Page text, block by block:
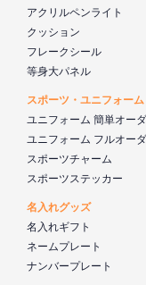
アクリルペンライト
クッション
フレークシール
等身大パネル
スポーツ・ユニフォーム
ユニフォーム 簡単オー
ユニフォーム フルオー
スポーツチャーム
スポーツステッカー
名入れグッズ
名入れギフト
ネームプレート
ナンバープレート